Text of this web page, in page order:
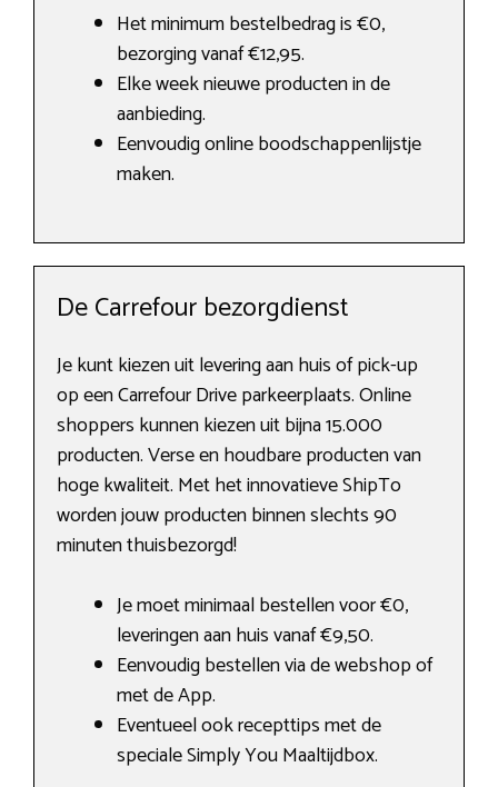
Het minimum bestelbedrag is €0,
bezorging vanaf €12,95.
Elke week nieuwe producten in de
aanbieding.
Eenvoudig online boodschappenlijstje
maken.
De Carrefour bezorgdienst
Je kunt kiezen uit levering aan huis of pick-up
op een Carrefour Drive parkeerplaats. Online
shoppers kunnen kiezen uit bijna 15.000
producten. Verse en houdbare producten van
hoge kwaliteit. Met het innovatieve ShipTo
worden jouw producten binnen slechts 90
minuten thuisbezorgd!
Je moet minimaal bestellen voor €0,
leveringen aan huis vanaf €9,50.
Eenvoudig bestellen via de webshop of
met de App.
Eventueel ook recepttips met de
speciale Simply You Maaltijdbox.